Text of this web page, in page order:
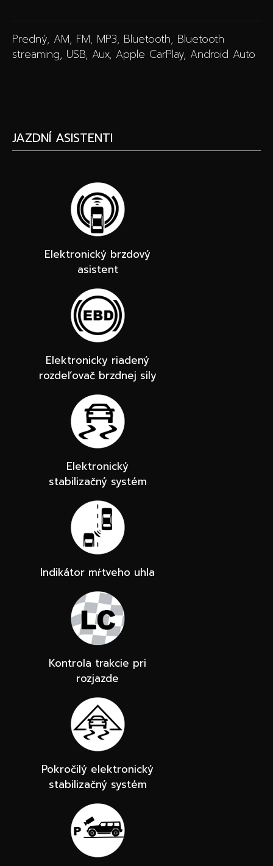
Predný, AM, FM, MP3, Bluetooth, Bluetooth
streaming, USB, Aux, Apple CarPlay, Android Auto
JAZDNÍ ASISTENTI
Elektronický brzdový
asistent
Elektronicky riadený
rozdeľovač brzdnej sily
Elektronický
stabilizačný systém
Indikátor mŕtveho uhla
Kontrola trakcie pri
rozjazde
Pokročilý elektronický
stabilizačný systém